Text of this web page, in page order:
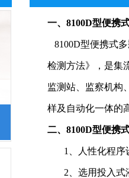
一、 8100D型便携
8100D型便携式
检测方法》，是集
监测站、监察机构
样及自动化一体的
二、 8100D型便携
1、人性化程
2、选用投入